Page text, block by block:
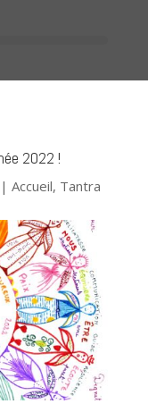
2022 !
| Accueil, Tantra